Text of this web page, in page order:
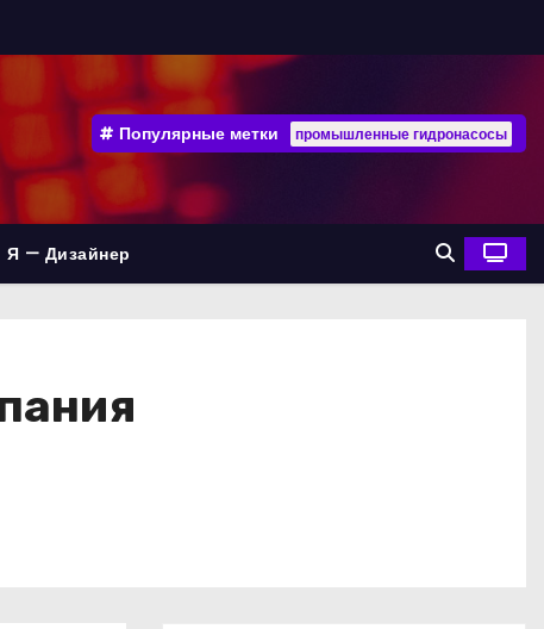
Популярные метки промышленные гидронасосы
Я — Дизайнер